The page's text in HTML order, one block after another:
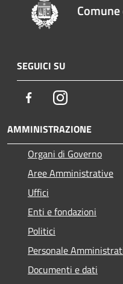
SEGUICI SU
FacebookInstagram
AMMINISTRAZIONE
Organi di Governo
Aree Amministrative
Uffici
Enti e fondazioni
Politici
Personale
Documenti e dati